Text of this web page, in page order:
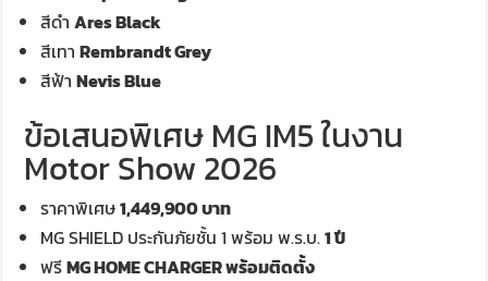
สีดำAres Black
สีเทาRembrandt Grey
สีฟ้าNevis Blue
ข้อเสนอพิเศษ MG IM5 ในงาน
Motor Show 2026
ราคาพิเศษ1,449,900 บาท
MG SHIELD ประกันภัยชั้น 1 พร้อม พ.ร.บ.1 ปี
ฟรีMG HOME CHARGER พร้อมติดตั้ง